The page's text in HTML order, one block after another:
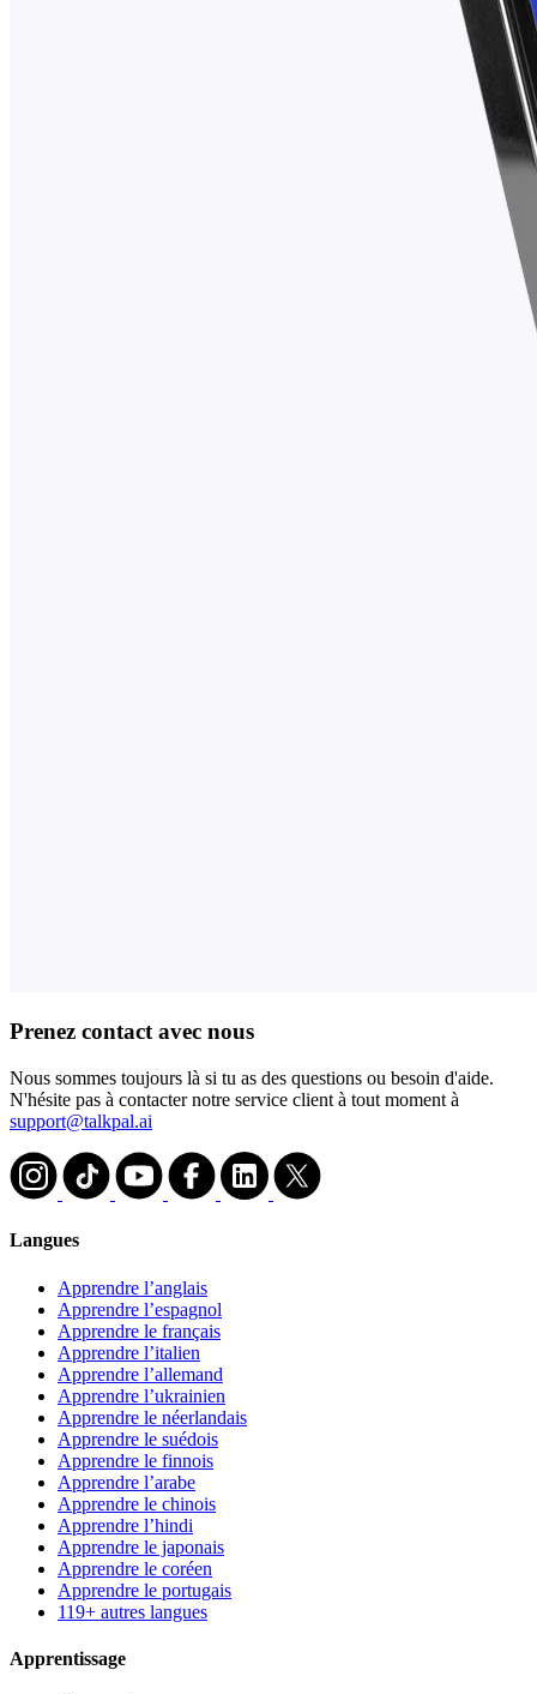
Prenez contact avec nous
Nous sommes toujours là si tu as des questions ou besoin d'aide.
N'hésite pas à contacter notre service client à tout moment à
support@talkpal.ai
Langues
Apprendre l’anglais
Apprendre l’espagnol
Apprendre le français
Apprendre l’italien
Apprendre l’allemand
Apprendre l’ukrainien
Apprendre le néerlandais
Apprendre le suédois
Apprendre le finnois
Apprendre l’arabe
Apprendre le chinois
Apprendre l’hindi
Apprendre le japonais
Apprendre le coréen
Apprendre le portugais
119+ autres langues
Apprentissage